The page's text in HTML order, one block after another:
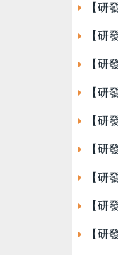
【研
【研
【研
【研
【研
【研
【研
【研
【研